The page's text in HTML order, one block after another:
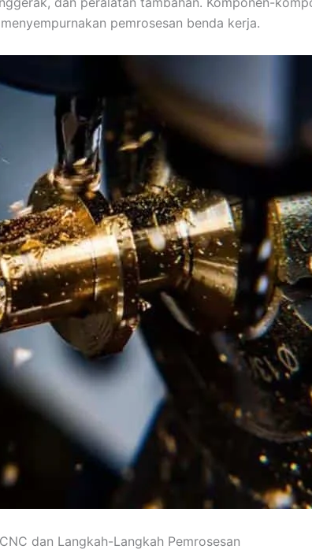
pemrosesan benda kerja.
dan Langkah-Langkah Pemrosesan